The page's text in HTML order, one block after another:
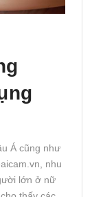
Á cũng như
nhu
lớn ở nữ